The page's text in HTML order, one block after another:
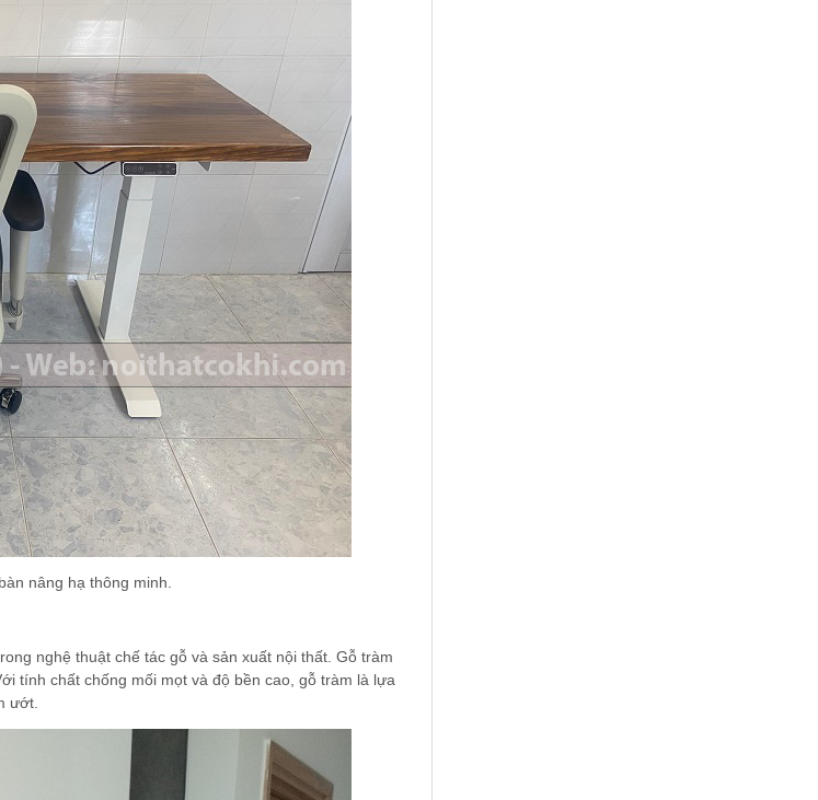
nâng hạ thông minh.
nghệ thuật chế tác gỗ và sản xuất nội thất. Gỗ tràm
tính chất chống mối mọt và độ bền cao, gỗ tràm là lựa
ướt.